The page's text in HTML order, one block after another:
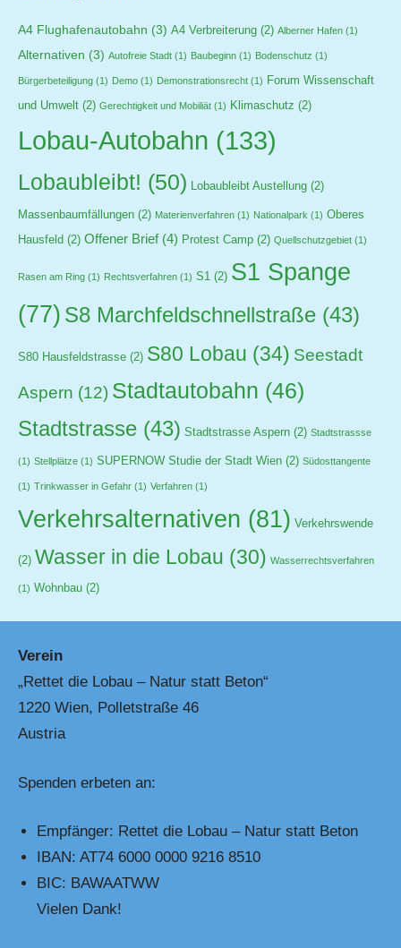
A4 Flughafenautobahn (3) A4 Verbreiterung (2) Alberner Hafen (1)
Alternativen (3) Autofreie Stadt (1) Baubeginn (1) Bodenschutz (1)
Bürgerbeteiligung (1) Demo (1) Demonstrationsrecht (1) Forum Wissenschaft
und Umwelt (2) Gerechtigkeit und Mobiliät (1) Klimaschutz (2)
Lobau-Autobahn (133)
Lobaubleibt! (50) Lobaubleibt Austellung (2)
Massenbaumfällungen (2) Materienverfahren (1) Nationalpark (1) Oberes
Hausfeld (2) Offener Brief(4) Protest Camp (2) Quellschutzgebiet (1)
Rasen am Ring (1) Rechtsverfahren (1) S1 (2) S1 Spange
(77) S8 Marchfeldschnellstraße (43)
S80 Hausfeldstrasse (2) S80 Lobau (34) Seestadt
Aspern (12) Stadtautobahn (46)
Stadtstrasse (43) Stadtstrasse Aspern (2) Stadtstrassse
(1) Stellplätze (1) SUPERNOW Studie der Stadt Wien (2) Südosttangente
(1) Trinkwasser in Gefahr (1) Verfahren (1)
Verkehrsalternativen (81) Verkehrswende
(2) Wasser in die Lobau (30) Wasserrechtsverfahren
(1) Wohnbau (2)
Verein
„Rettet die Lobau – Natur statt Beton“
1220 Wien, Polletstraße 46
Austria
Spenden erbeten an:
Empfänger: Rettet die Lobau – Natur statt Beton
IBAN: AT74 6000 0000 9216 8510
BIC: BAWAATWW
Vielen Dank!